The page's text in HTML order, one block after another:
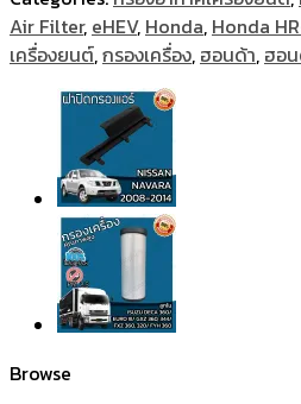
Air Filter, eHEV, Honda, Honda
เครื่องยนต์,กรองเครื่อง, ฮอนด้า, ฮอ
Browse